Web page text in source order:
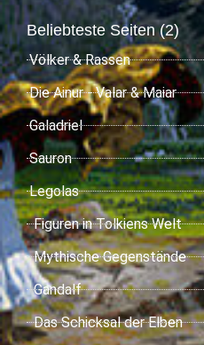
Beliebteste Seiten (2)
Völker & Rassen
Die Ainur - Valar & Maiar
Galadriel
Sauron
Legolas
Figuren in Tolkiens Welt
Mythische Gegenstände
Gandalf
Das Schicksal der Elben